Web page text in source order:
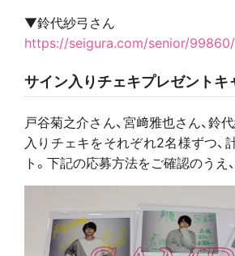
▼鈴代紗弓さん
https://seigura.com/senior/99860/
サイン入りチェキプレゼントキ
戸谷菊之介さん、宮﨑雅也さん、鈴
入りチェキをそれぞれ2名様ずつ、
ト。下記の応募方法をご確認のうえ